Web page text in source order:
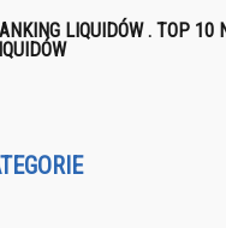
LIQUIDÓW . TOP 10